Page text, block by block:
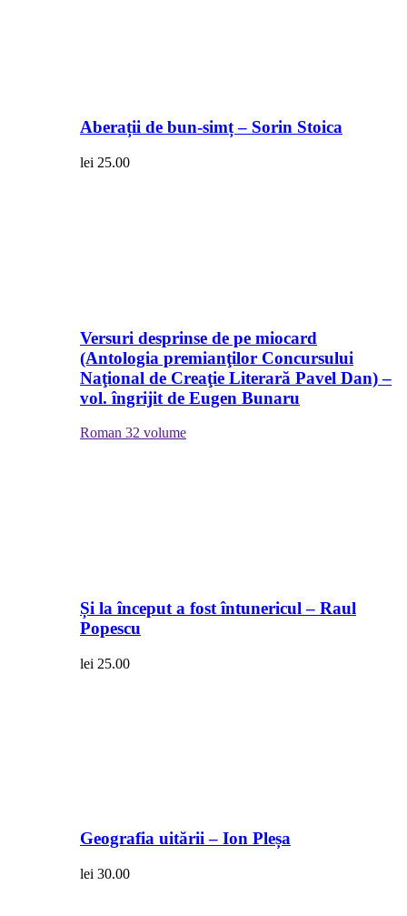
Aberații de bun-simț – Sorin Stoica
lei 25.00
Versuri desprinse de pe miocard
(Antologia premianţilor Concursului
Naţional de Creaţie Literară Pavel Dan) –
vol. îngrijit de Eugen Bunaru
Roman 32 volume
Și la început a fost întunericul – Raul
Popescu
lei 25.00
Geografia uitării – Ion Pleșa
lei 30.00